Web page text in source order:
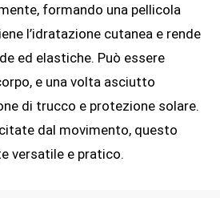
formando una pellicola
l’idratazione cutanea e rende
ed elastiche. Può essere
e una volta asciutto
di trucco e protezione solare.
dal movimento, questo
versatile e pratico.